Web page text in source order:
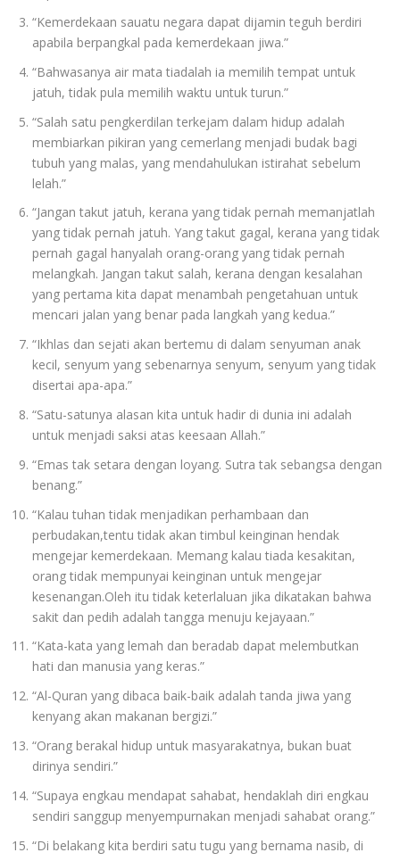
“Kemerdekaan sauatu negara dapat dijamin teguh berdiri
apabila berpangkal pada kemerdekaan jiwa.”
“Bahwasanya air mata tiadalah ia memilih tempat untuk
jatuh, tidak pula memilih waktu untuk turun.”
“Salah satu pengkerdilan terkejam dalam hidup adalah
membiarkan pikiran yang cemerlang menjadi budak bagi
tubuh yang malas, yang mendahulukan istirahat sebelum
lelah.”
“Jangan takut jatuh, kerana yang tidak pernah memanjatlah
yang tidak pernah jatuh. Yang takut gagal, kerana yang tidak
pernah gagal hanyalah orang-orang yang tidak pernah
melangkah. Jangan takut salah, kerana dengan kesalahan
yang pertama kita dapat menambah pengetahuan untuk
mencari jalan yang benar pada langkah yang kedua.”
“Ikhlas dan sejati akan bertemu di dalam senyuman anak
kecil, senyum yang sebenarnya senyum, senyum yang tidak
disertai apa-apa.”
“Satu-satunya alasan kita untuk hadir di dunia ini adalah
untuk menjadi saksi atas keesaan Allah.”
“Emas tak setara dengan loyang. Sutra tak sebangsa dengan
benang.”
“Kalau tuhan tidak menjadikan perhambaan dan
perbudakan,tentu tidak akan timbul keinginan hendak
mengejar kemerdekaan. Memang kalau tiada kesakitan,
orang tidak mempunyai keinginan untuk mengejar
kesenangan.Oleh itu tidak keterlaluan jika dikatakan bahwa
sakit dan pedih adalah tangga menuju kejayaan.”
“Kata-kata yang lemah dan beradab dapat melembutkan
hati dan manusia yang keras.”
“Al-Quran yang dibaca baik-baik adalah tanda jiwa yang
kenyang akan makanan bergizi.”
“Orang berakal hidup untuk masyarakatnya, bukan buat
dirinya sendiri.”
“Supaya engkau mendapat sahabat, hendaklah diri engkau
sendiri sanggup menyempurnakan menjadi sahabat orang.”
“Di belakang kita berdiri satu tugu yang bernama nasib, di